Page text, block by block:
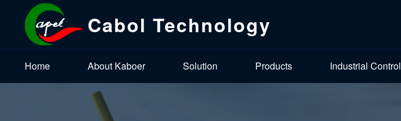
Cabol Technology
Home About Kaboer Solution Products Industrial Control